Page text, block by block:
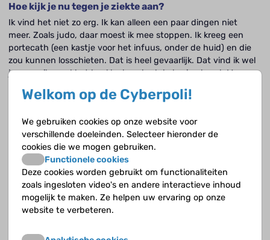
Hoe kijk je nu tegen je ziekte aan?
Ik vind het niet zo erg. Ik kan alleen een paar dingen niet
meer. Zoals judo, daar moest ik mee stoppen. Ik kreeg een
portecath (een kastje voor het infuus, onder de huid) en die
zou kunnen losschieten. Dat is heel gevaarlijk. Dat vind ik wel
jammer, ik vond het heel leuk en had de bruine band. Maar
twee keer per week volleybal en fiets iedere dag 8,5 km naar
Voel je je anders dan de anderen?
Ik vind niet dat ik anders ben, ik heb wel meer doorstaan. Ze
weten niet hoe zwaar het is of wat ik heb meegemaakt. Veel
mensen denken er te makkelijk over. Maar dat komt ook omdat
ik het probeer te verbergen als ik niet lekker ben. Ik wil al die
aandacht niet. Ik ga zo lang mogelijk door.
Begrijpen je vrienden je?
Welkom op de Cyberpoli!
We gebruiken cookies op onze website voor
verschillende doeleinden. Selecteer hieronder de
cookies die we mogen gebruiken.
Functionele cookies
Deze cookies worden gebruikt om functionaliteiten
zoals ingesloten video's en andere interactieve inhoud
mogelijk te maken. Ze helpen uw ervaring op onze
website te verbeteren.